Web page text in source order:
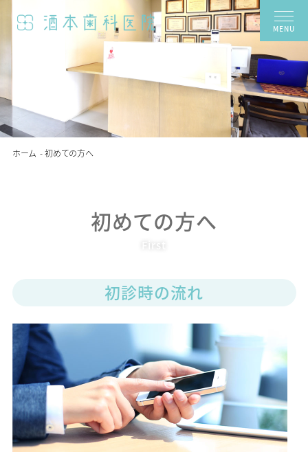
MENU
ホーム 初めての方へ
初めての方へ
初診時の流れ